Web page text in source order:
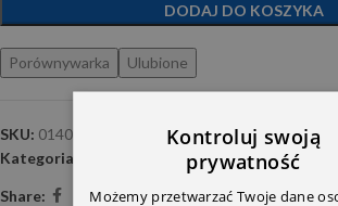
DODAJ DO KOSZYKA
Porównywarka Ulubione
SKU: 0140201035
Kategoria:
Share:
Kontroluj swoją
prywatność
Możemy przetwarzać Twoje dane